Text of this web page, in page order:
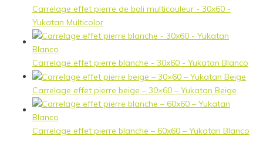
Carrelage effet pierre de bali multicouleur - 30x60 -
Yukatan Multicolor
Carrelage effet pierre blanche - 30x60 - Yukatan Blanco
Carrelage effet pierre beige – 30×60 – Yukatan Beige
Carrelage effet pierre blanche – 60x60 – Yukatan Blanco